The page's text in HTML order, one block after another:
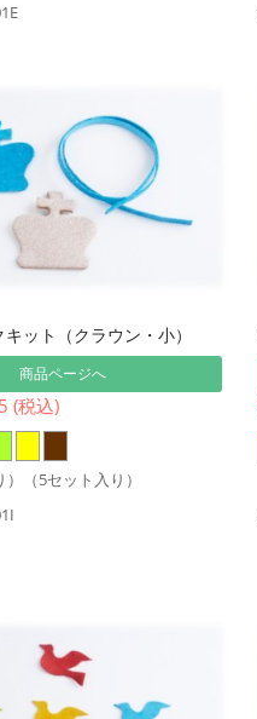
ット（クラウン・小）
商品ページへ
(税込)
）（5セット入り）